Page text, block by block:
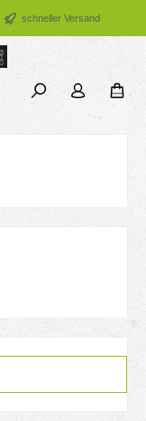
schneller Versand